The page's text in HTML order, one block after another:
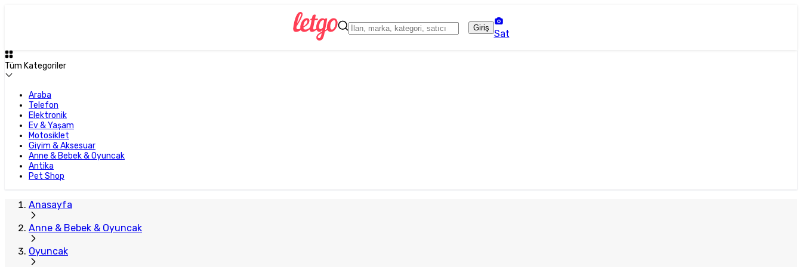
Giriş
Sat
Tüm Kategoriler
Araba
Telefon
Elektronik
Ev & Yaşam
Motosiklet
Giyim & Aksesuar
Anne & Bebek & Oyuncak
Antika
Pet Shop
Anasayfa
Anne & Bebek & Oyuncak
Oyuncak